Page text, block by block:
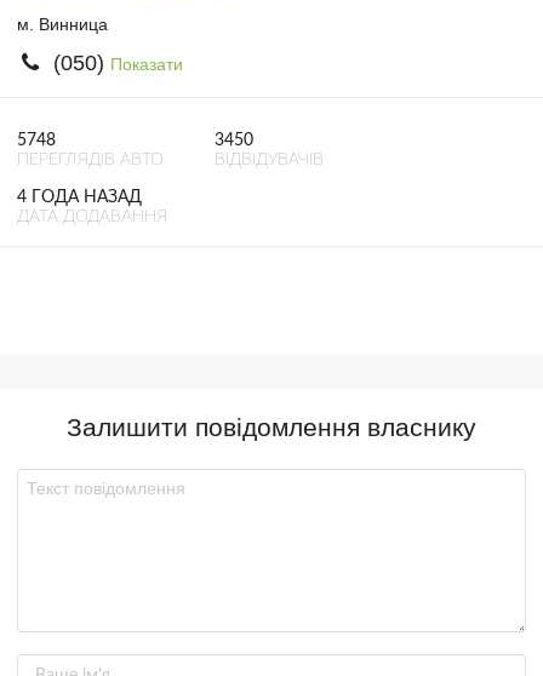
м. Винница
(050) Показати
5748
ПЕРЕГЛЯДІВ АВТО
3450
ВІДВІДУВАЧІВ
4 ГОДА НАЗАД
ДАТА ДОДАВАННЯ
Залишити повідомлення власнику